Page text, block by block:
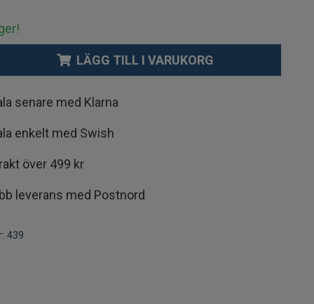
LÄGG TILL I VARUKORG
senare med Klarna
enkelt med Swish
över 499 kr
leverans med Postnord
439